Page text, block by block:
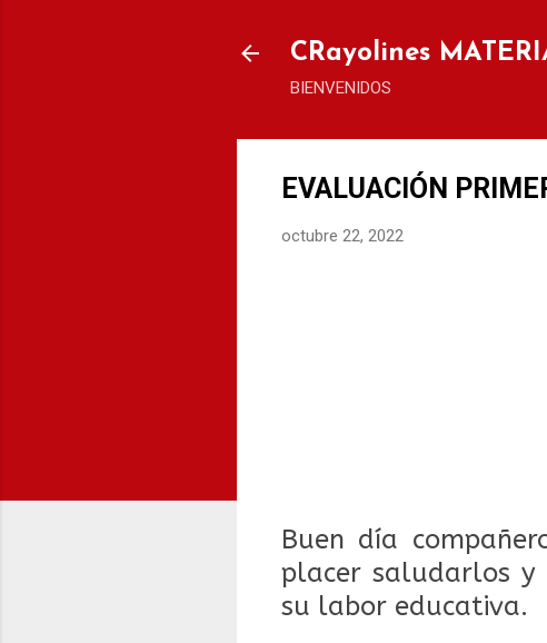
CRayolines
BIENVENIDOS
EVALUACIÓN
octubre 22, 2022
Buen día
placer saludarlos
su labor educativa.